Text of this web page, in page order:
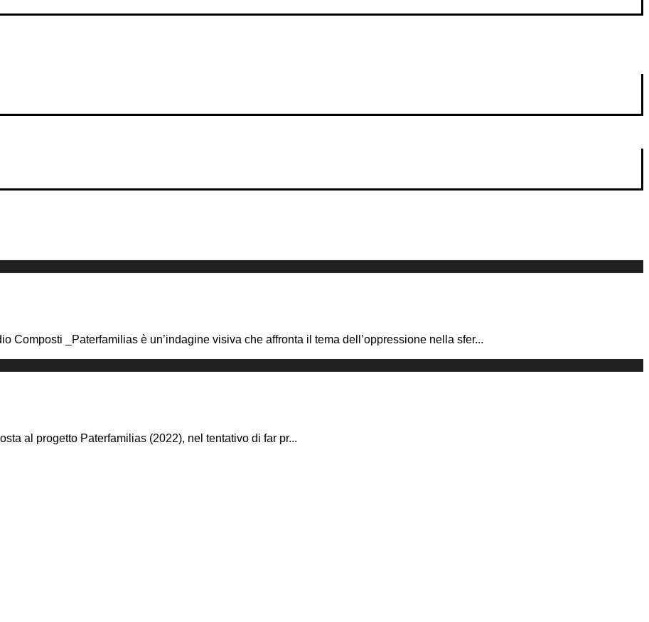
Composti _Paterfamilias è un’indagine visiva che affronta il tema dell’oppressione nella sfer...
al progetto Paterfamilias (2022), nel tentativo di far pr...